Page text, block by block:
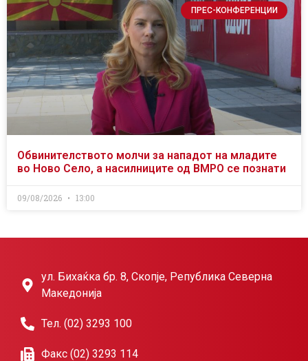
ПРЕС-КОНФЕРЕНЦИИ
Обвинителството молчи за нападот на младите
во Ново Село, а насилниците од ВМРО се познати
09/08/2026 13:00
ул. Бихаќка бр. 8, Скопје, Република Северна
Македонија
Тел. (02) 3293 100
Факс (02) 3293 114